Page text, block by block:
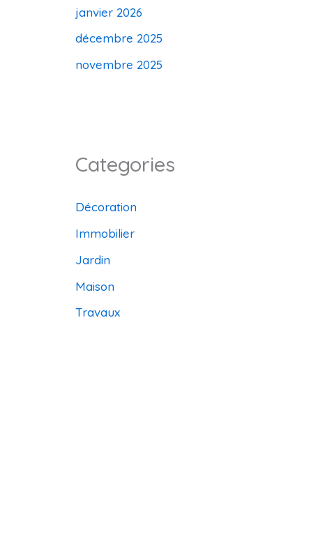
janvier 2026
décembre 2025
novembre 2025
Categories
Décoration
Immobilier
Jardin
Maison
Travaux